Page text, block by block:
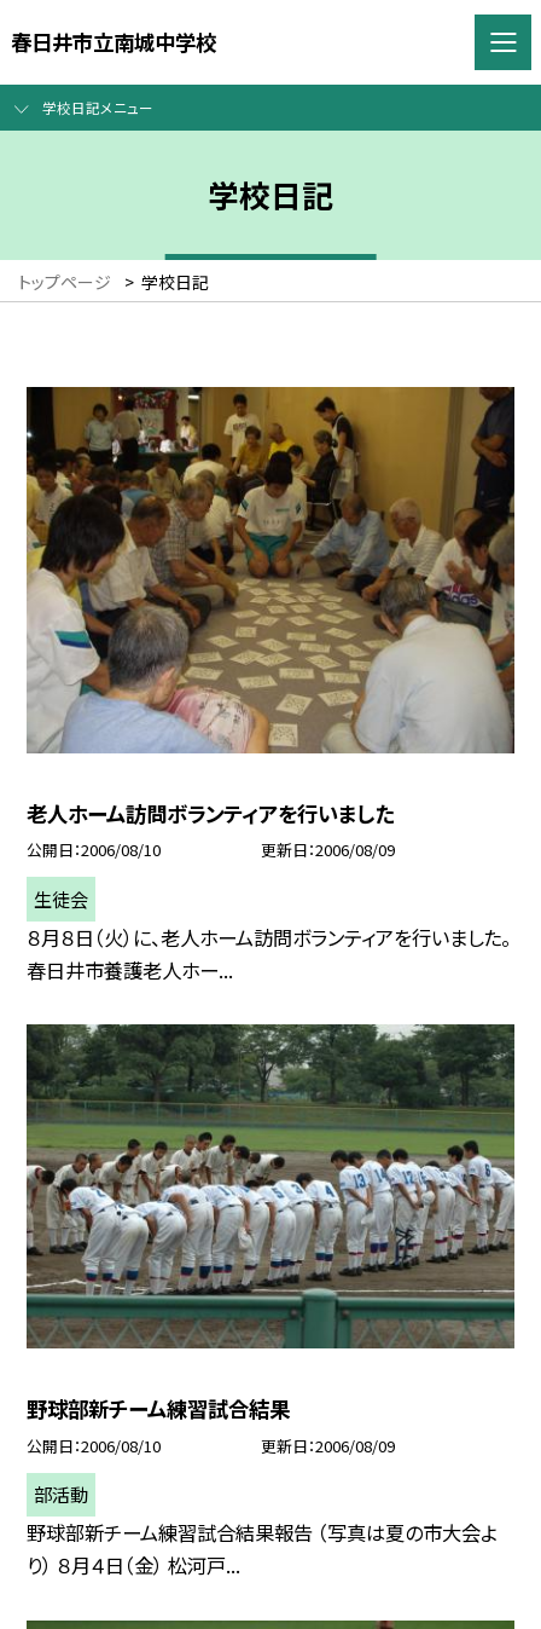
春日井市立南城中学校
学校日記メニュー
学校日記
トップページ > 学校日記
老人ホーム訪問ボランティアを行いました
公開日 2006/08/10 更新日 2006/08/09
生徒会
８月８日（火）に、老人ホーム訪問ボランティアを行いました。
春日井市養護老人ホー...
野球部新チーム練習試合結果
公開日 2006/08/10 更新日 2006/08/09
部活動
野球部新チーム練習試合結果報告 （写真は夏の市大会よ
り） ８月４日（金） 松河戸...